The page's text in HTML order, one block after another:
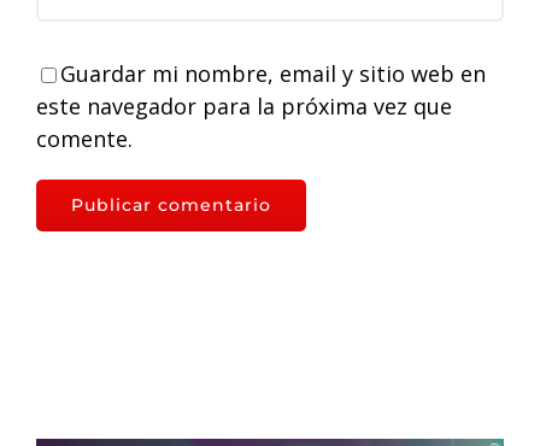
Guardar mi nombre, email y sitio web en
este navegador para la próxima vez que
comente.